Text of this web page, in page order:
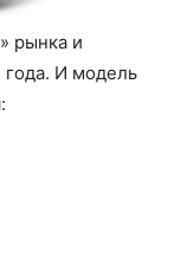
рынка и
И модель